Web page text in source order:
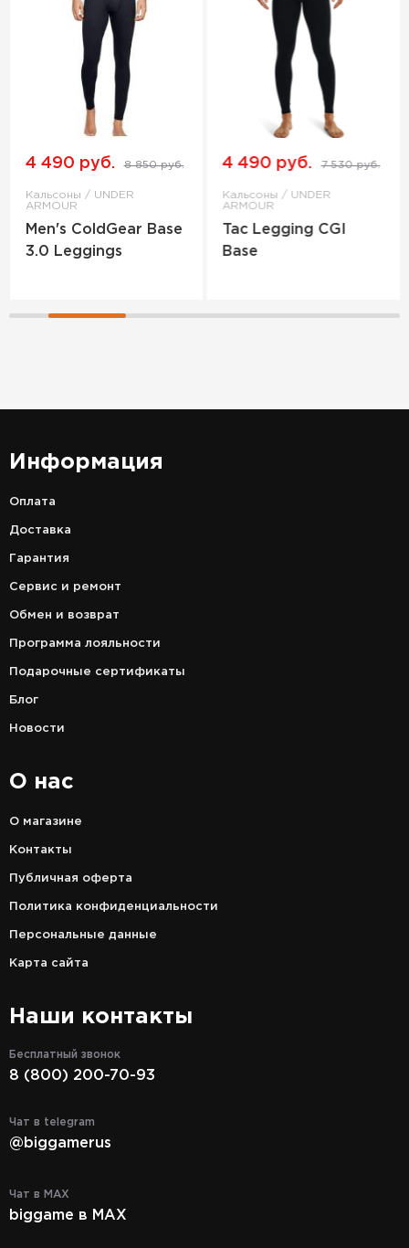
4 490 руб. 8 850 руб.
Кальсоны / UNDER
ARMOUR
Men's ColdGear Base
3.0 Leggings
4 490 руб. 7 530 руб.
Кальсоны / UNDER
ARMOUR
Tac Legging CGI
Base
Информация
Оплата
Доставка
Гарантия
Сервис и ремонт
Обмен и возврат
Программа лояльности
Подарочные сертификаты
Блог
Новости
О нас
О магазине
Контакты
Публичная оферта
Политика конфиденциальности
Персональные данные
Карта сайта
Наши контакты
Бесплатный звонок
8 (800) 200-70-93
Чат в telegram
@biggamerus
Чат в MAX
biggame в MAX